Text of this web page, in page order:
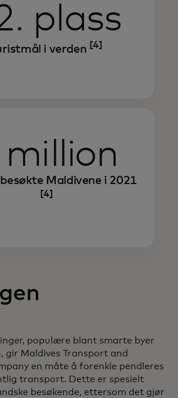
plass
i verden [4]
million
Maldivene i 2021
[4]
populære blant smarte byer
gir Maldives Transport and
en måte å forenkle pendleres
transport. Dette er spesielt
besøkende, ettersom det gjør